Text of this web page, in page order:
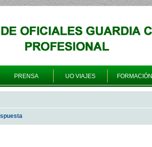
PRENSA UO VIAJES FORMACIÓN